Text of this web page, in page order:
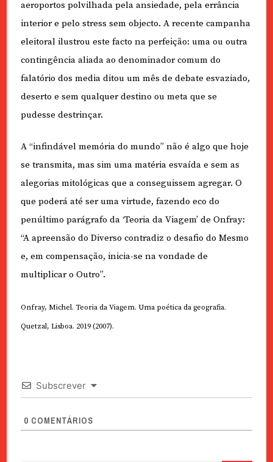
aeroportos polvilhada pela ansiedade, pela errância
interior e pelo stress sem objecto. A recente campanha
eleitoral ilustrou este facto na perfeição: uma ou outra
contingência aliada ao denominador comum do
falatório dos media ditou um mês de debate esvaziado,
deserto e sem qualquer destino ou meta que se
pudesse destrinçar.
A “infindável memória do mundo” não é algo que hoje
se transmita, mas sim uma matéria esvaída e sem as
alegorias mitológicas que a conseguissem agregar. O
que poderá até ser uma virtude, fazendo eco do
penúltimo parágrafo da ‘Teoria da Viagem’ de Onfray:
“A apreensão do Diverso contradiz o desafio do Mesmo
e, em compensação, inicia-se na vondade de
multiplicar o Outro”.
Onfray, Michel. Teoria da Viagem. Uma poética da geografia.
Quetzal, Lisboa. 2019 (2007).
Subscrever
0 COMENTÁRIOS